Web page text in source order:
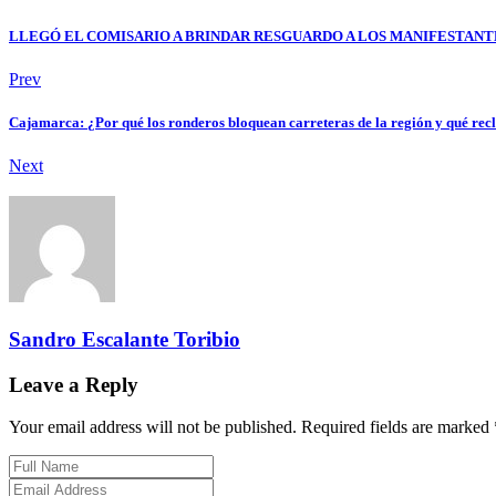
LLEGÓ EL COMISARIO A BRINDAR RESGUARDO A LOS
Prev
Cajamarca: ¿Por qué los ronderos bloquean carreteras de la región y qué
Next
Sandro Escalante Toribio
Leave a Reply
Your email address will not be published. Required fields are marked